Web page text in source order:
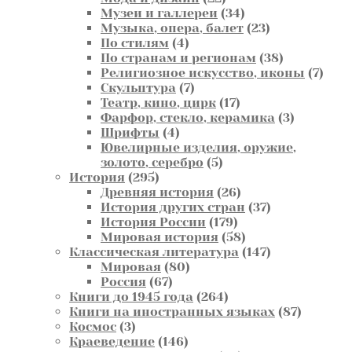
товара
Музеи и галлереи 3434
товара
Музыка, опера, балет 2323
По стилям 44
товара
По странам и регионам 3838
товаров
Религиозное искусство, иконы 77
Скульптура 77
товаров
Театр, кино, цирк 1717
товаров
Фарфор, стекло, керамика 33
Шрифты 44
товара
Ювелирные изделия, оружие,
золото, серебро 55
История 295295
товаров
Древняя история 2626
товаров
История других стран 3737
История России 179179
товаров
Мировая история 5858
товаров
Классическая литература 147147
Мировая 8080
Россия 6767
товаров
Книги до 1945 года 264264
товара
Книги на иностранных языках 8787
Космос 33
товара
Краеведение 146146